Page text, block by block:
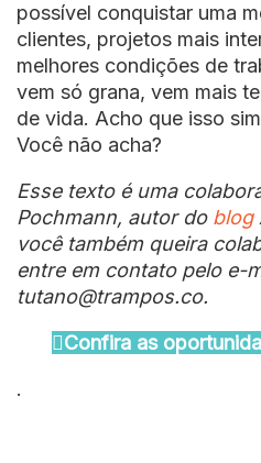
possível conquistar uma
clientes, projetos mais
melhores condições de
vem só grana, vem mais
de vida. Acho que isso
Você não acha?
Esse texto é uma
Pochmann, autor do blog
você também queira
entre em contato pelo e-
tutano@trampos.co.
Confira as
.